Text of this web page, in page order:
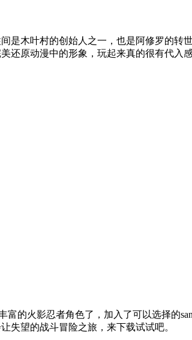
是木叶村的创始人之一，也是阿修罗的
还原动漫中的形象，玩起来真的很有代入感
富的火影忍者角色了，加入了可以选择的
失望的战斗冒险之旅，来下载试试吧。